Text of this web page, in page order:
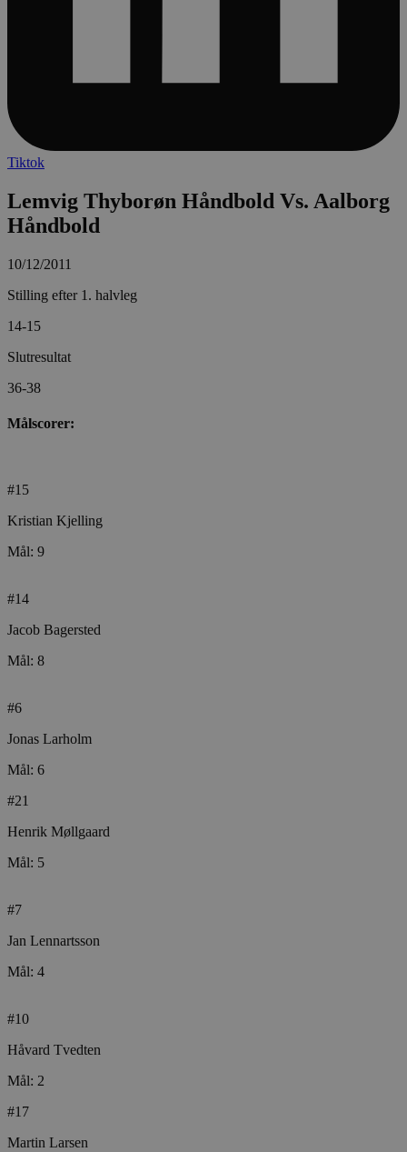
Tiktok
Lemvig Thyborøn Håndbold Vs. Aalborg
Håndbold
10/12/2011
Stilling efter 1. halvleg
14-15
Slutresultat
36-38
Målscorer:
#15
Kristian Kjelling
Mål: 9
#14
Jacob Bagersted
Mål: 8
#6
Jonas Larholm
Mål: 6
#21
Henrik Møllgaard
Mål: 5
#7
Jan Lennartsson
Mål: 4
#10
Håvard Tvedten
Mål: 2
#17
Martin Larsen